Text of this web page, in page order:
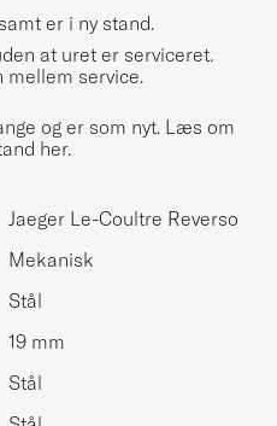
er i ny stand.
at uret er serviceret.
mellem service.
og er som nyt. Læs om
her.
Jaeger Le-Coultre Reverso
Mekanisk
Stål
19 mm
Stål